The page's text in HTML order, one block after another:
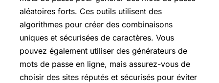
aléatoires forts. Ces outils utilisent des
algorithmes pour créer des combinaisons
uniques et sécurisées de caractères. Vous
pouvez également utiliser des générateurs de
mots de passe en ligne, mais assurez-vous de
choisir des sites réputés et sécurisés pour éviter